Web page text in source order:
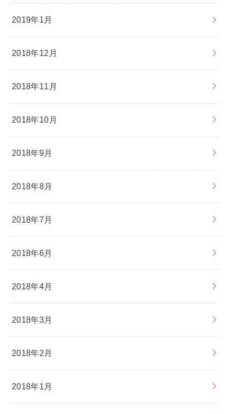
2019年1月
2018年12月
2018年11月
2018年10月
2018年9月
2018年8月
2018年7月
2018年6月
2018年4月
2018年3月
2018年2月
2018年1月